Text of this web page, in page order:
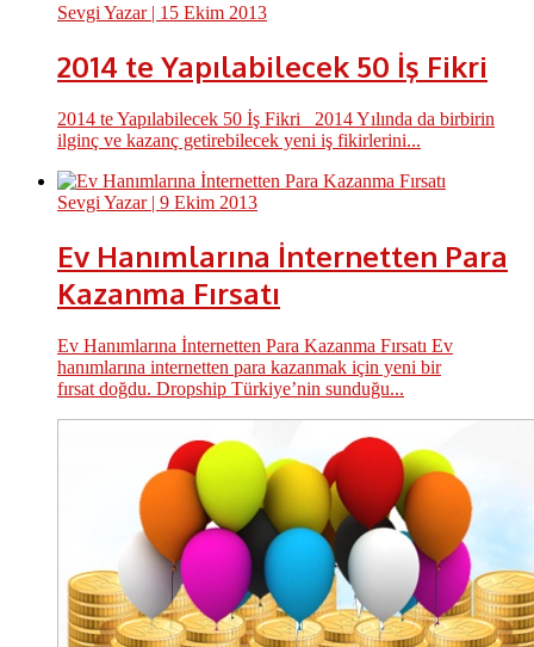
Sevgi Yazar| 15 Ekim 2013
2014 te Yapılabilecek 50 İş Fikri
2014 te Yapılabilecek 50 İş Fikri 2014 Yılında da birbirin
ilginç ve kazanç getirebilecek yeni iş fikirlerini...
Sevgi Yazar| 9 Ekim 2013
Ev Hanımlarına İnternetten Para
Kazanma Fırsatı
Ev Hanımlarına İnternetten Para Kazanma Fırsatı Ev
hanımlarına internetten para kazanmak için yeni bir
fırsat doğdu. Dropship Türkiye’nin sunduğu...